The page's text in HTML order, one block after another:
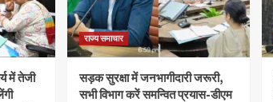
में तेजी
राज्य समाचार
सड़क सुरक्षा में जनभागीदारी जरूरी,
सभी विभाग करें समन्वित प्रयास-डीएम